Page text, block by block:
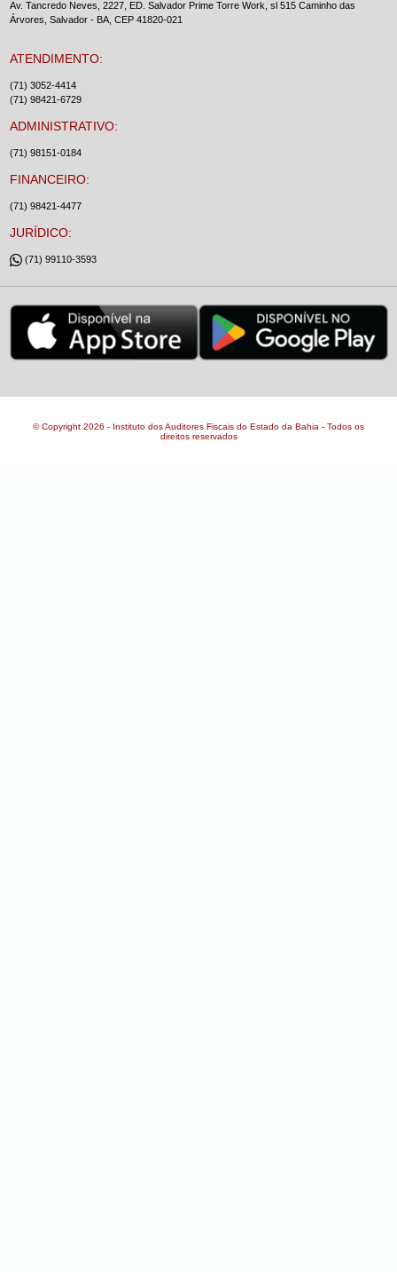
Av. Tancredo Neves, 2227, ED. Salvador Prime Torre Work, sl 515 Caminho das
Árvores, Salvador - BA, CEP 41820-021
ATENDIMENTO:
(71) 3052-4414
(71) 98421-6729
ADMINISTRATIVO:
(71) 98151-0184
FINANCEIRO:
(71) 98421-4477
JURÍDICO:
(71) 99110-3593
© Copyright 2026 - Instituto dos Auditores Fiscais do Estado da Bahia - Todos os
direitos reservados